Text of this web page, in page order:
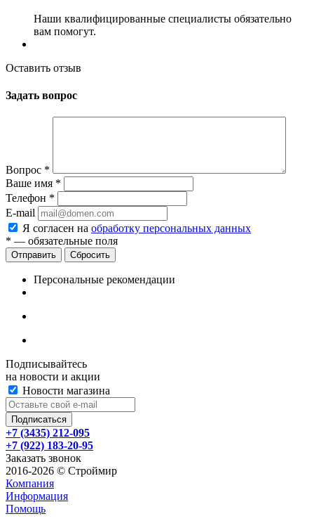
Наши квалифицированные специалисты обязательно
вам помогут.
Оставить отзыв
Задать вопрос
Вопрос *
Ваше имя *
Телефон *
E-mail
Я согласен на обработку персональных данных
* — обязательные поля
Сбросить
Персональные рекомендации
Подписывайтесь
на новости и акции
Новости магазина
+7 (3435) 212-095
+7 (922) 183-20-95
Заказать звонок
2016-2026 © Строймир
Компания
Информация
Помощь